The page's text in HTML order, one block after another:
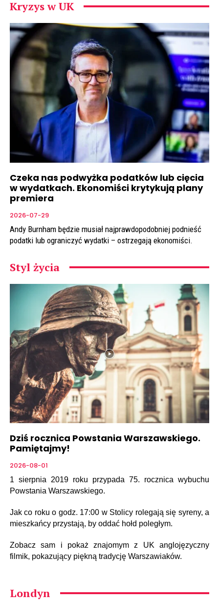
Kryzys w UK
Czeka nas podwyżka podatków lub cięcia
w wydatkach. Ekonomiści krytykują plany
premiera
2026-07-29
Andy Burnham będzie musiał najprawdopodobniej podnieść
podatki lub ograniczyć wydatki – ostrzegają ekonomiści.
Styl życia
Dziś rocznica Powstania Warszawskiego.
Pamiętajmy!
2026-08-01
1 sierpnia 2019 roku przypada 75. rocznica wybuchu
Powstania Warszawskiego.
Jak co roku o godz. 17:00 w Stolicy rolegają się syreny, a
mieszkańcy przystają, by oddać hołd poległym.
Zobacz sam i pokaż znajomym z UK anglojęzyczny
filmik, pokazujący piękną tradycję Warszawiaków.
Londyn